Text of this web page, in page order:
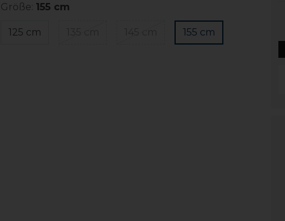
Größe: 155 cm
125 cm 155 cm